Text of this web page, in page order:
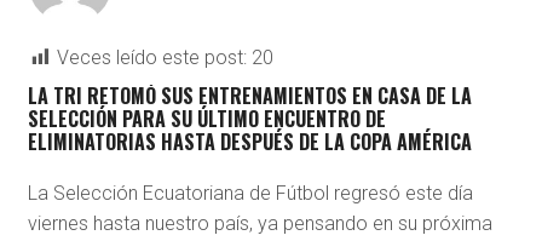
Veces leído este post: 20
LA TRI RETOMÓ SUS ENTRENAMIENTOS EN CASA DE LA
SELECCIÓN PARA SU ÚLTIMO ENCUENTRO DE
ELIMINATORIAS HASTA DESPUÉS DE LA COPA AMÉRICA
La Selección Ecuatoriana de Fútbol regresó este día
viernes hasta nuestro país, ya pensando en su próxima